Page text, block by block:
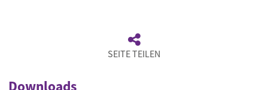
SEITE TEILEN
Downloads